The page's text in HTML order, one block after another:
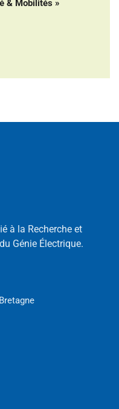
& Mobilités »
à la Recherche et
Génie Électrique.